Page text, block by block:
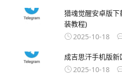
猎魂觉醒安卓版下
装教程)
2025-10-18
成吉思汗手机版新
2025-10-18